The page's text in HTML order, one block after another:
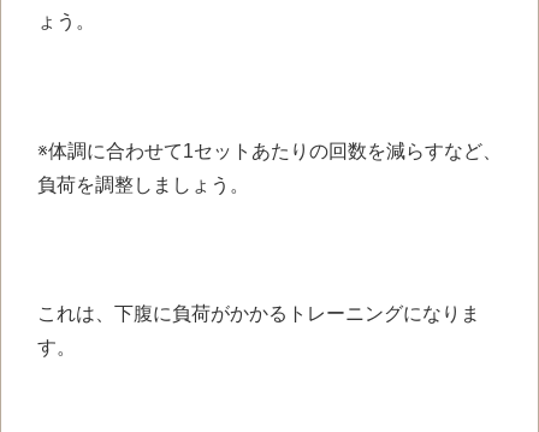
ょう。
※体調に合わせて1セットあたりの回数を減らすなど、
負荷を調整しましょう。
これは、下腹に負荷がかかるトレーニングになりま
す。